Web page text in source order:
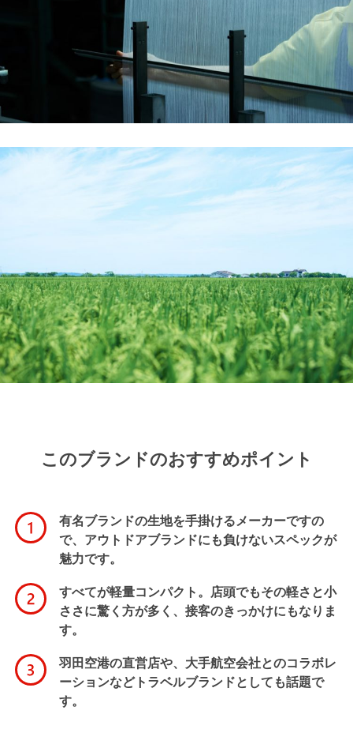
このブランドのおすすめポイント
有名ブランドの生地を手掛けるメーカーですの
で、アウトドアブランドにも負けないスペックが
魅力です。
すべてが軽量コンパクト。店頭でもその軽さと小
ささに驚く方が多く、接客のきっかけにもなりま
す。
羽田空港の直営店や、大手航空会社とのコラボレ
ーションなどトラベルブランドとしても話題で
す。